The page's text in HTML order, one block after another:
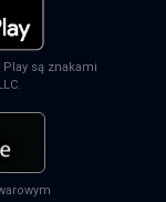
są znakami